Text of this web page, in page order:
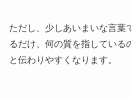
ただし、少しあいまいな言葉
るだけ、何の質を指している
と伝わりやすくなります。